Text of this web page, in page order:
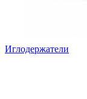
Иглодержатели